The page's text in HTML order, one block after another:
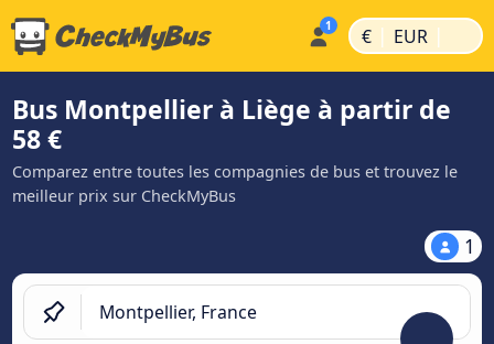
€ | EUR |
Bus Montpellier à Liège à partir de
58 €
Comparez entre toutes les compagnies de bus et trouvez le
meilleur prix sur CheckMyBus
1